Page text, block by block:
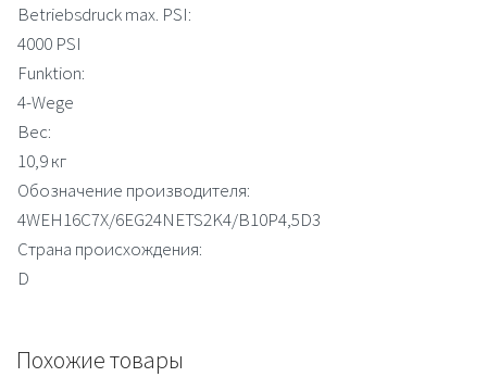
Betriebsdruck max. PSI:
4000 PSI
Funktion:
4-Wege
Вес:
10,9 кг
Обозначение производителя:
4WEH16C7X/6EG24NETS2K4/B10P4,5D3
Страна происхождения:
D
Похожие товары